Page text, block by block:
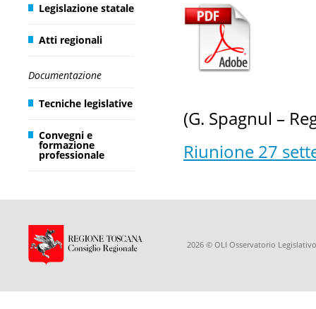
Legislazione statale
Atti regionali
Documentazione
Tecniche legislative
Convegni e
formazione
professionale
(G. Spagnul –
Riunione 27
2026 © OLI Osservatorio